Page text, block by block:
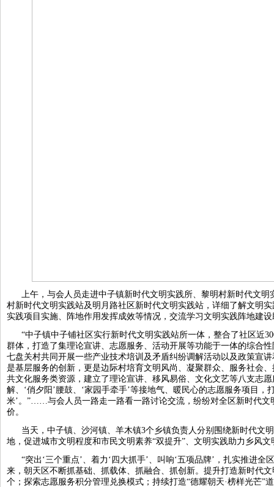
上午，与会人员走进中子镇新时代文明实践所、黎明村新时代文
村新时代文明实践站及明月路社区新时代文明实践站，详细了解文明
实践项目实施、阵地作用发挥成效等情况，交流学习文明实践阵地建
“中子镇中子铺社区实行新时代文明实践站所一体，整合了社区近
群体，打造了集理论宣讲、志愿服务、活动开展等功能于一体的综合
七盘关村共同开展一些产业技术培训及矛盾纠纷调解活动以及政策宣
是基层服务的创新，更是边际村培育文明风尚、凝聚群众、服务社会
共文化服务类资源，建立了理论宣讲、移风易俗、文化文艺等八支志
解、‘俏夕阳’腰鼓、‘家园手牵手’等接地气、暖民心的志愿服务项目，
米’。”……与会人员一路走一路看一路讨论交流，纷纷对全区新时代文
价。
当天，中子镇、沙河镇、羊木镇3个乡镇负责人分别围绕新时代文
地，促进城市文明程度和市民文明素养“双提升”、文明实践助力乡风
“突出‘三个重点’、着力‘四大抓手’、叫响‘五项品牌’，扎实推进
来，朝天区不断抓基础、抓载体、抓融合、抓创新。提升打造新时代
个；探索志愿服务积分管理兑换模式；持续打造“德耀朝天·榜样光芒”